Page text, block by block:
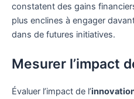
constatent des gains
plus enclines à engager
dans de futures initiatives.
Mesurer l’impact
Évaluer l’impact de l’